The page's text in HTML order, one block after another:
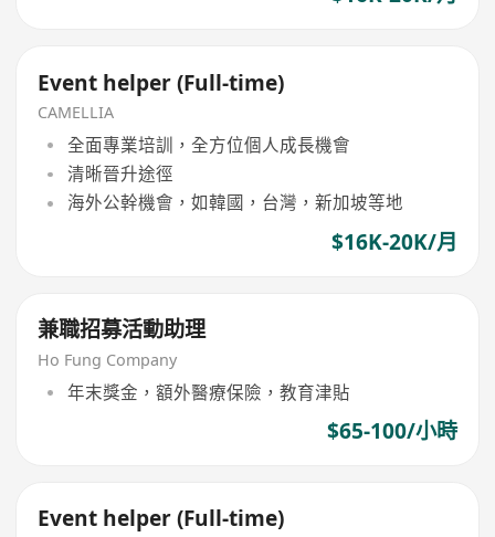
Event helper (Full-time)
CAMELLIA
全面專業培訓，全方位個人成長機會
清晰晉升途徑
海外公幹機會，如韓國，台灣，新加坡等地
$16K-20K/月
兼職招募活動助理
Ho Fung Company
年末獎金，額外醫療保險，教育津貼
$65-100/小時
Event helper (Full-time)